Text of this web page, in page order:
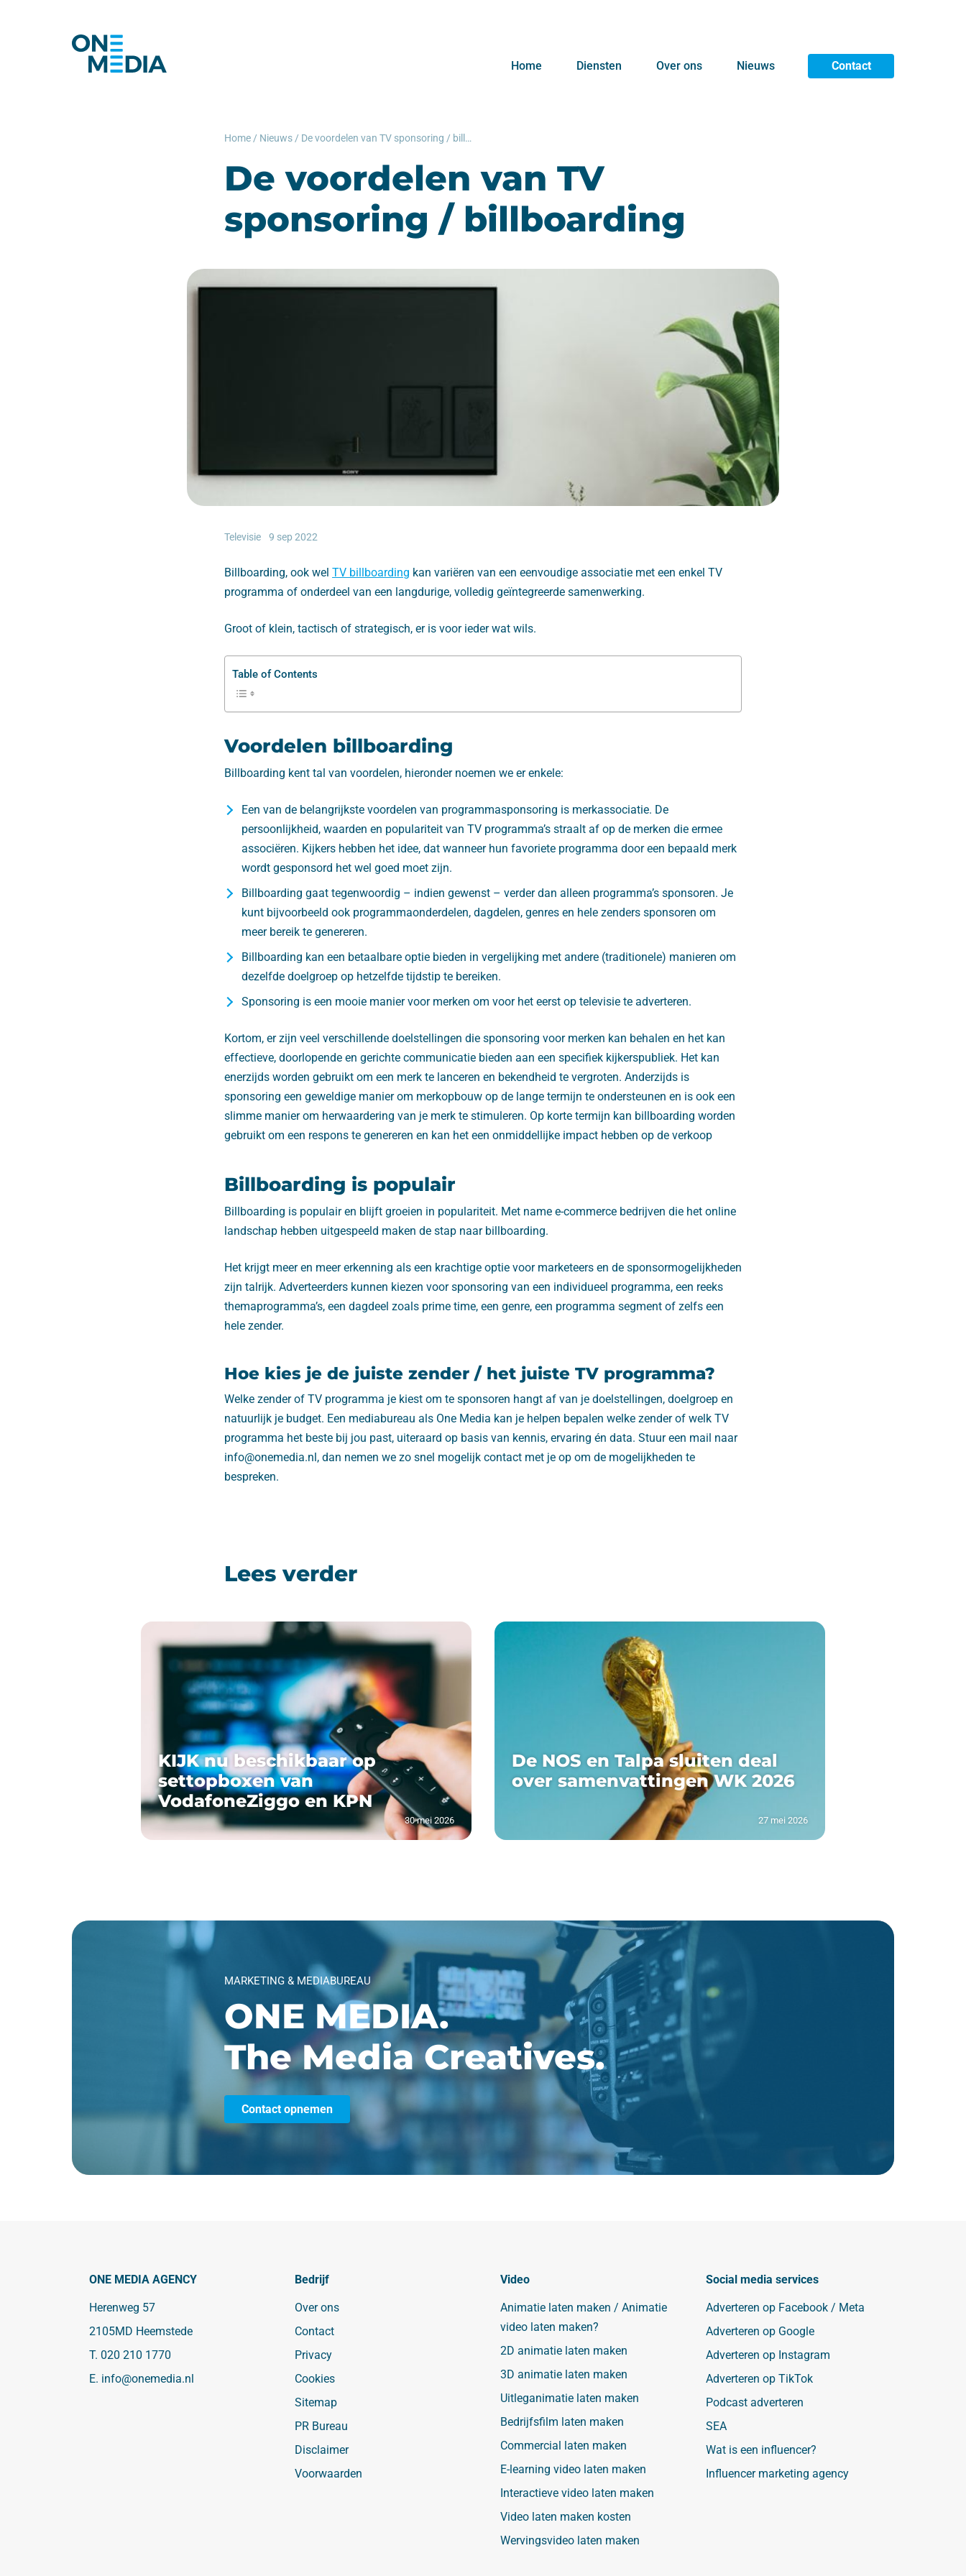
Home Diensten Over ons Nieuws Contact
Home / Nieuws / De voordelen van TV sponsoring / billboarding
De voordelen van TV
sponsoring / billboarding
Televisie 9 sep 2022
Billboarding, ook wel TV billboarding kan variëren van een eenvoudige associatie met een enkel TV
programma of onderdeel van een langdurige, volledig geïntegreerde samenwerking.
Groot of klein, tactisch of strategisch, er is voor ieder wat wils.
Table of Contents
Voordelen billboarding
Billboarding kent tal van voordelen, hieronder noemen we er enkele:
Een van de belangrijkste voordelen van programmasponsoring is merkassociatie. De
persoonlijkheid, waarden en populariteit van TV programma’s straalt af op de merken die ermee
associëren. Kijkers hebben het idee, dat wanneer hun favoriete programma door een bepaald merk
wordt gesponsord het wel goed moet zijn.
Billboarding gaat tegenwoordig – indien gewenst – verder dan alleen programma’s sponsoren. Je
kunt bijvoorbeeld ook programmaonderdelen, dagdelen, genres en hele zenders sponsoren om
meer bereik te genereren.
Billboarding kan een betaalbare optie bieden in vergelijking met andere (traditionele) manieren om
dezelfde doelgroep op hetzelfde tijdstip te bereiken.
Sponsoring is een mooie manier voor merken om voor het eerst op televisie te adverteren.
Kortom, er zijn veel verschillende doelstellingen die sponsoring voor merken kan behalen en het kan
effectieve, doorlopende en gerichte communicatie bieden aan een specifiek kijkerspubliek. Het kan
enerzijds worden gebruikt om een ​​merk te lanceren en bekendheid te vergroten. Anderzijds is
sponsoring een geweldige manier om merkopbouw op de lange termijn te ondersteunen en is ook een
slimme manier om herwaardering van je merk te stimuleren. Op korte termijn kan billboarding worden
gebruikt om een respons te genereren en kan het een onmiddellijke impact hebben op de verkoop
Billboarding is populair
Billboarding is populair en blijft groeien in populariteit. Met name e-commerce bedrijven die het online
landschap hebben uitgespeeld maken de stap naar billboarding.
Het krijgt meer en meer erkenning als een krachtige optie voor marketeers en de sponsormogelijkheden
zijn talrijk. Adverteerders kunnen kiezen voor sponsoring van een individueel programma, een reeks
themaprogramma’s, een dagdeel zoals prime time, een genre, een programma segment of zelfs een
hele zender.
Hoe kies je de juiste zender / het juiste TV programma?
Welke zender of TV programma je kiest om te sponsoren hangt af van je doelstellingen, doelgroep en
natuurlijk je budget. Een mediabureau als One Media kan je helpen bepalen welke zender of welk TV
programma het beste bij jou past, uiteraard op basis van kennis, ervaring én data. Stuur een mail naar
info@onemedia.nl, dan nemen we zo snel mogelijk contact met je op om de mogelijkheden te
bespreken.
Lees verder
KIJK nu beschikbaar op
settopboxen van
VodafoneZiggo en KPN
30 mei 2026
De NOS en Talpa sluiten deal
over samenvattingen WK 2026
27 mei 2026
MARKETING & MEDIABUREAU
ONE MEDIA.
The Media Creatives.
Contact opnemen
Bedrijf
Over ons
Contact
Privacy
Cookies
Sitemap
PR Bureau
Disclaimer
Voorwaarden
Video
Animatie laten maken / Animatie
video laten maken?
2D animatie laten maken
3D animatie laten maken
Uitleganimatie laten maken
Bedrijfsfilm laten maken
Commercial laten maken
E-learning video laten maken
Interactieve video laten maken
Video laten maken kosten
Wervingsvideo laten maken
Social media services
Adverteren op Facebook / Meta
Adverteren op Google
Adverteren op Instagram
Adverteren op TikTok
Podcast adverteren
SEA
Wat is een influencer?
Influencer marketing agency
ONE MEDIA AGENCY
Herenweg 57
2105MD Heemstede
T. 020 210 1770
E. info@onemedia.nl